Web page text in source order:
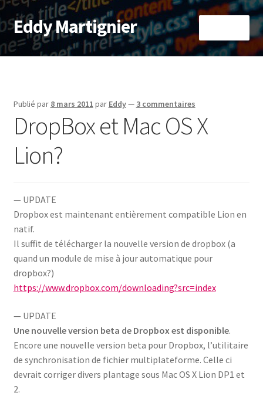
Aller
à
la
Aller
au
contenu
Eddy Martignier
Accueil
Informatique
RaspberryPi
Publié par 8 mars 2011 par Eddy— 3 commentaires
DropBox et Mac OS X
Lion?
— UPDATE
Dropbox est maintenant entièrement compatible Lion en
natif.
Il suffit de télécharger la nouvelle version de dropbox (a
quand un module de mise à jour automatique pour
dropbox?)
https://www.dropbox.com/downloading?src=index
— UPDATE
Une nouvelle version beta de Dropbox est disponible.
Encore une nouvelle version beta pour Dropbox, l’utilitaire
de synchronisation de fichier multiplateforme. Celle ci
devrait corriger divers plantage sous Mac OS X Lion DP1 et
2.